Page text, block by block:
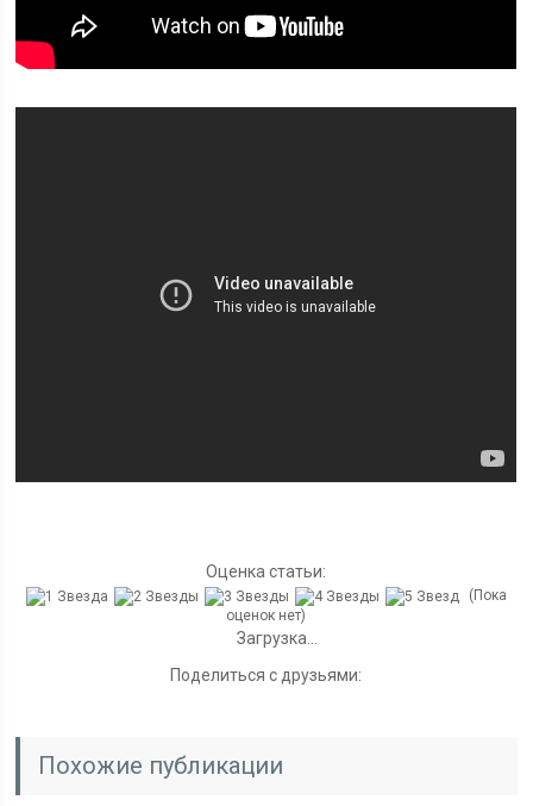
Оценка статьи:
(Пока
оценок нет)
Загрузка...
Поделиться с друзьями:
Похожие публикации